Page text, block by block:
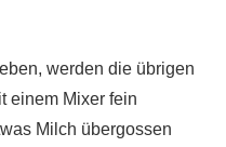
werden die übrigen
einem Mixer fein
Milch übergossen